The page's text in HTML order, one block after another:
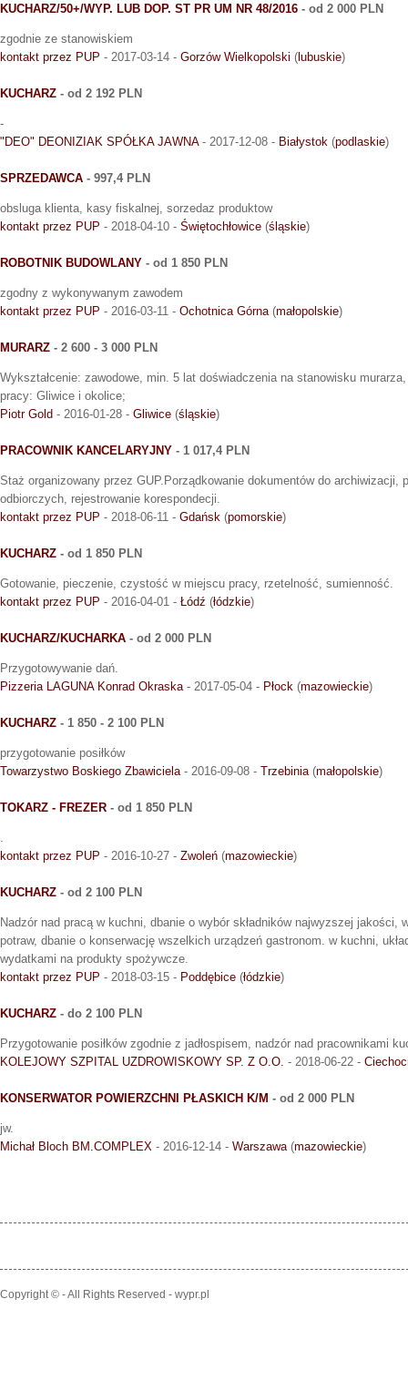
KUCHARZ/50+/WYP. LUB DOP. ST PR UM NR 48/2016 - od 2 000 PLN
zgodnie ze stanowiskiem
kontakt przez PUP - 2017-03-14 - Gorzów Wielkopolski (lubuskie)
KUCHARZ - od 2 192 PLN
-
"DEO" DEONIZIAK SPÓŁKA JAWNA- 2017-12-08 - Białystok (podlaskie)
SPRZEDAWCA - 997,4 PLN
obsluga klienta, kasy fiskalnej, sorzedaz produktow
kontakt przez PUP - 2018-04-10 - Świętochłowice (śląskie)
ROBOTNIK BUDOWLANY - od 1 850 PLN
zgodny z wykonywanym zawodem
kontakt przez PUP - 2016-03-11 - Ochotnica Górna (małopolskie)
MURARZ - 2 600 - 3 000 PLN
Wykształcenie: zawodowe, min. 5 lat doświadczenia na stanowisku
pracy: Gliwice i okolice;
Piotr Gold - 2016-01-28 - Gliwice (śląskie)
PRACOWNIK KANCELARYJNY - 1 017,4 PLN
Staż organizowany przez GUP.Porządkowanie dokumentów do archiwizacji,
odbiorczych, rejestrowanie korespondecji.
kontakt przez PUP - 2018-06-11 - Gdańsk (pomorskie)
KUCHARZ - od 1 850 PLN
Gotowanie, pieczenie, czystość w miejscu pracy, rzetelność, sumienność.
kontakt przez PUP - 2016-04-01 - Łódź (łódzkie)
KUCHARZ/KUCHARKA - od 2 000 PLN
Przygotowywanie dań.
Pizzeria LAGUNA Konrad Okraska - 2017-05-04 - Płock (mazowieckie)
KUCHARZ - 1 850 - 2 100 PLN
przygotowanie posiłków
Towarzystwo Boskiego Zbawiciela - 2016-09-08 - Trzebinia (małopolskie)
TOKARZ - FREZER - od 1 850 PLN
kontakt przez PUP - 2016-10-27 - Zwoleń (mazowieckie)
KUCHARZ - od 2 100 PLN
Nadzór nad pracą w kuchni, dbanie o wybór składników najwyzszej jakości,
potraw, dbanie o konserwację wszelkich urządzeń gastronom. w kuchni,
wydatkami na produkty spożywcze.
kontakt przez PUP - 2018-03-15 - Poddębice (łódzkie)
KUCHARZ - do 2 100 PLN
Przygotowanie posiłków zgodnie z jadłospisem, nadzór nad pracownikami
KOLEJOWY SZPITAL UZDROWISKOWY SP. Z O.O. - 2018-06-22 -
KONSERWATOR POWIERZCHNI PŁASKICH K/M - od 2 000 PLN
jw.
Michał Bloch BM.COMPLEX - 2016-12-14 - Warszawa (mazowieckie)
Copyright © - All Rights Reserved - wypr.pl